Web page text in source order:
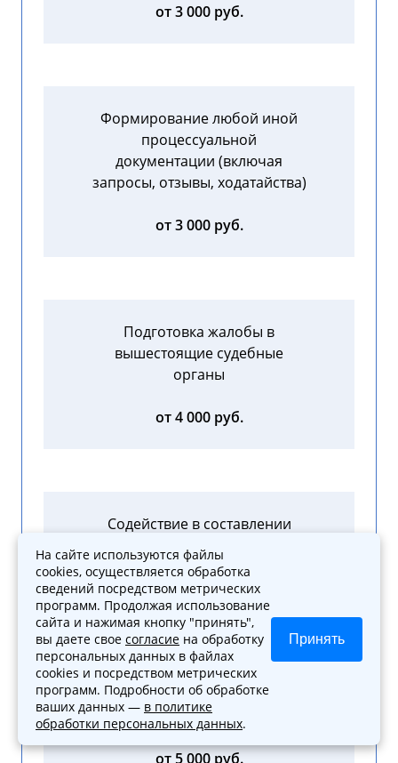
от 3 000 руб.
Формирование любой иной
процессуальной
документации (включая
запросы, отзывы, ходатайства)
от 3 000 руб.
Подготовка жалобы в
вышестоящие судебные
органы
от 4 000 руб.
Содействие в составлении
досудебной жалобы
от 3 000 руб.
Помощь в получении новых
документов
от 5 000 руб.
На сайте используются файлы
cookies, осуществляется обработка
сведений посредством метрических
программ. Продолжая использование
сайта и нажимая кнопку "принять",
вы даете свое согласие на обработку
персональных данных в файлах
cookies и посредством метрических
программ. Подробности об обработке
ваших данных — в политике
обработки персональных данных.
Принять